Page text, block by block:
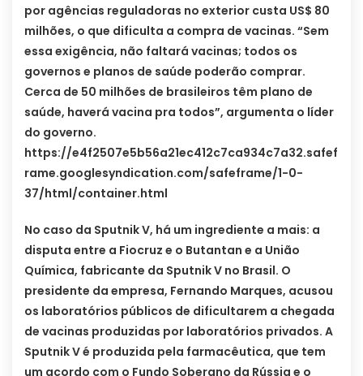
por agências reguladoras no exterior custa US$ 80
milhões, o que dificulta a compra de vacinas. “Sem
essa exigência, não faltará vacinas; todos os
governos e planos de saúde poderão comprar.
Cerca de 50 milhões de brasileiros têm plano de
saúde, haverá vacina pra todos”, argumenta o líder
do governo.
https://e4f2507e5b56a21ec412c7ca934c7a32.safef
rame.googlesyndication.com/safeframe/1-0-
37/html/container.html
No caso da Sputnik V, há um ingrediente a mais: a
disputa entre a Fiocruz e o Butantan e a União
Química, fabricante da Sputnik V no Brasil. O
presidente da empresa, Fernando Marques, acusou
os laboratórios públicos de dificultarem a chegada
de vacinas produzidas por laboratórios privados. A
Sputnik V é produzida pela farmacêutica, que tem
um acordo com o Fundo Soberano da Rússia e o